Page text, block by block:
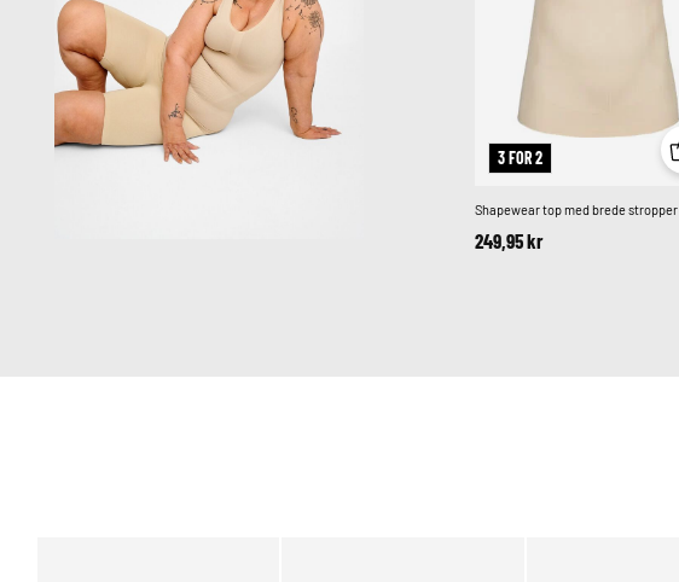
3 FOR 2
Shapewear top med brede stropper
249,95 kr